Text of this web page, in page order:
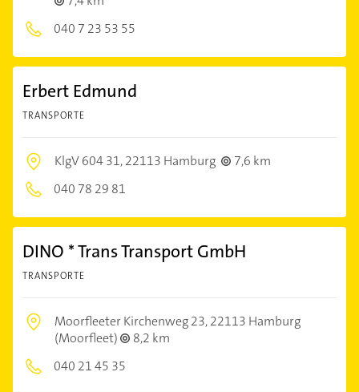
040 7 23 53 55
Erbert Edmund
TRANSPORTE
KlgV 604 31,22113 Hamburg
7,6 km
040 78 29 81
DINO * Trans Transport GmbH
TRANSPORTE
Moorfleeter Kirchenweg 23,22113 Hamburg
(Moorfleet)
8,2 km
040 21 45 35